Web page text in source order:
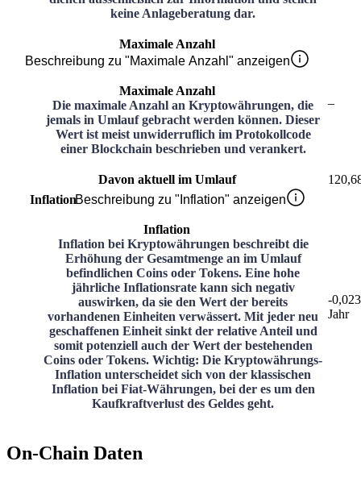
keine Anlageberatung dar.
Maximale Anzahl
Beschreibung zu "Maximale Anzahl" anzeigen
Maximale Anzahl
Die maximale Anzahl an Kryptowährungen, die
jemals in Umlauf gebracht werden können. Dieser
Wert ist meist unwiderruflich im Protokollcode
einer Blockchain beschrieben und verankert.
–
Davon aktuell im Umlauf
InflationBeschreibung zu "Inflation" anzeigen
Inflation
Inflation bei Kryptowährungen beschreibt die
Erhöhung der Gesamtmenge an im Umlauf
befindlichen Coins oder Tokens. Eine hohe
jährliche Inflationsrate kann sich negativ
auswirken, da sie den Wert der bereits
vorhandenen Einheiten verwässert. Mit jeder neu
geschaffenen Einheit sinkt der relative Anteil und
somit potenziell auch der Wert der bestehenden
Coins oder Tokens. Wichtig: Die Kryptowährungs-
Inflation unterscheidet sich von der klassischen
Inflation bei Fiat-Währungen, bei der es um den
Kaufkraftverlust des Geldes geht.
-
Jahr
On-Chain Daten